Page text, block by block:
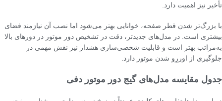
تأخیر نیز اهمیت دارد.
با بزرگ‌تر شدن قطر صفحه، خوانایی بهتر می‌شود اما نصب آن نیازمند فضای
بیشتری است. در مدل‌های جدیدتر، دقت در تشخیص دور موتور در دورهای بالا
به‌مراتب بهتر است و قابلیت شخصی‌سازی هشدار نیز نقش مهمی در
جلوگیری از اوررِو شدن موتور دارد.
جدول مقایسه مدل‌های گیج دور موتور دفی